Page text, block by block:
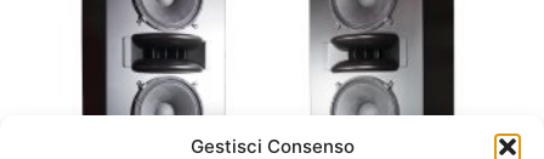
Gestisci Consenso